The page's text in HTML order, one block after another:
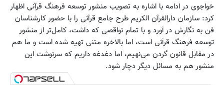
خواجوی در ادامه با اشاره به تصویب منشور توسعه فرهنگ قرآنی اظهار
کرد: سازمان دارالقرآن الکریم طرح جامع قرآنی را با حضور کارشناسان
فن به نگارش در آورد و با تمام نواقصی که داشت، کامل‌تر از منشور
توسعه فرهنگ قرآنی است، اما بالاخره متنی تهیه شده است و ما هم
در مقابل قانون گردن می‌نهیم، اما دغدغه داریم که سرنوشت این
منشور هم به مسائل دیگر دچار شود.